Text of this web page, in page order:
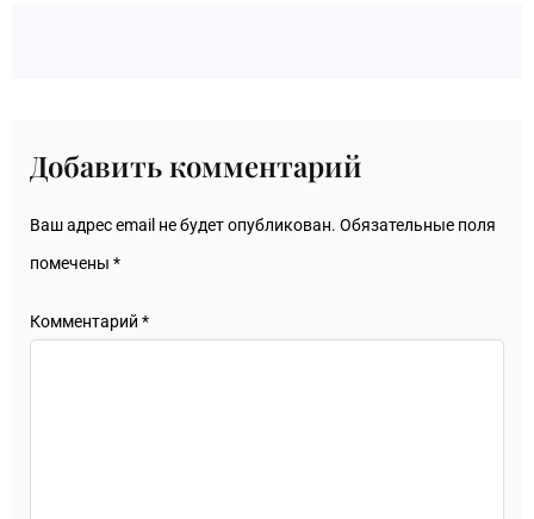
Добавить комментарий
Ваш адрес email не будет опубликован. Обязательные поля
помечены *
Комментарий *